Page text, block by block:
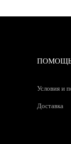
Условия и
Доставка